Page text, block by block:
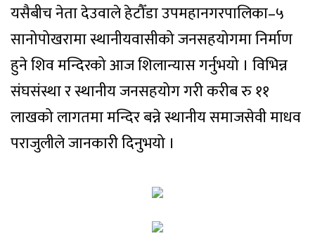
यसैबीच नेता देउवाले हेटौँडा उपमहानगरपालिका–५
सानोपोखरामा स्थानीयवासीको जनसहयोगमा निर्माण
हुने शिव मन्दिरको आज शिलान्यास गर्नुभयो । विभिन्न
संघसंस्था र स्थानीय जनसहयोग गरी करीब रु ११
लाखको लागतमा मन्दिर बन्ने स्थानीय समाजसेवी माधव
पराजुलीले जानकारी दिनुभयो ।